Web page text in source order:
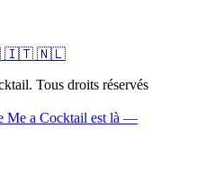
🇮🇹 🇳🇱
Tous droits réservés
Me a Cocktail est là —